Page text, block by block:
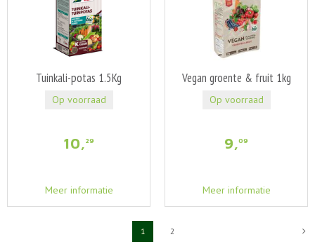
Tuinkali-potas 1.5Kg
10,29
Meer informatie
Op voorraad
Vegan groente & fruit 1kg
9,09
Meer informatie
Op voorraad
1 2